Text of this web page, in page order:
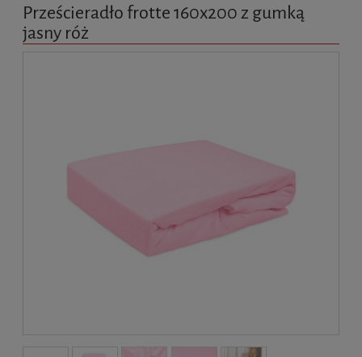
Prześcieradło frotte 160x200 z gumką
jasny róż